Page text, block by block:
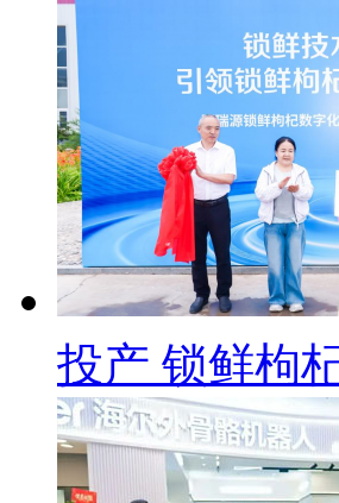
投产 锁鲜枸